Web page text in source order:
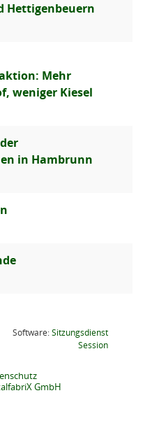
Hettigenbeuern
Mehr
weniger Kiesel
in Hambrunn
Software:Sitzungsdienst
Session(Wird in
GmbH